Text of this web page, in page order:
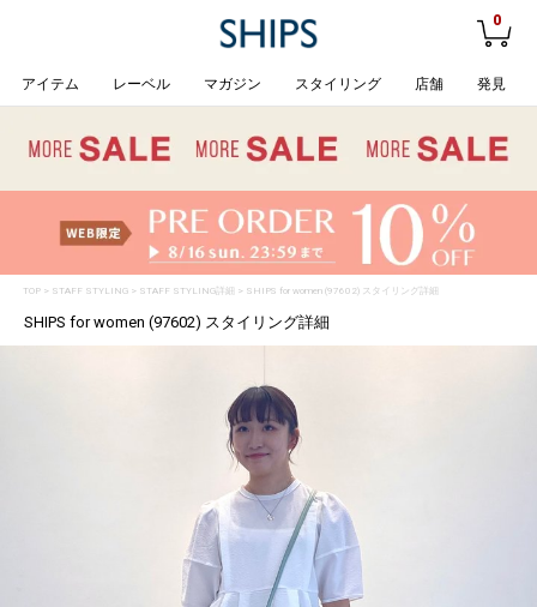
0
アイテム レーベル マガジン スタイリング 店舗 発見
TOP> STAFF STYLING> STAFF STYLING詳細 > SHIPS for women (97602) スタイリング詳細
SHIPS for women (97602) スタイリング詳細